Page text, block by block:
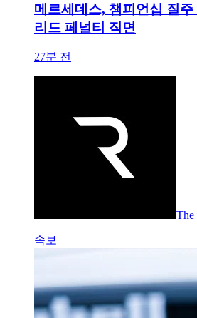
메르세데스, 챔피언십 질
리드 페널티 직면
27분 전
The
속보